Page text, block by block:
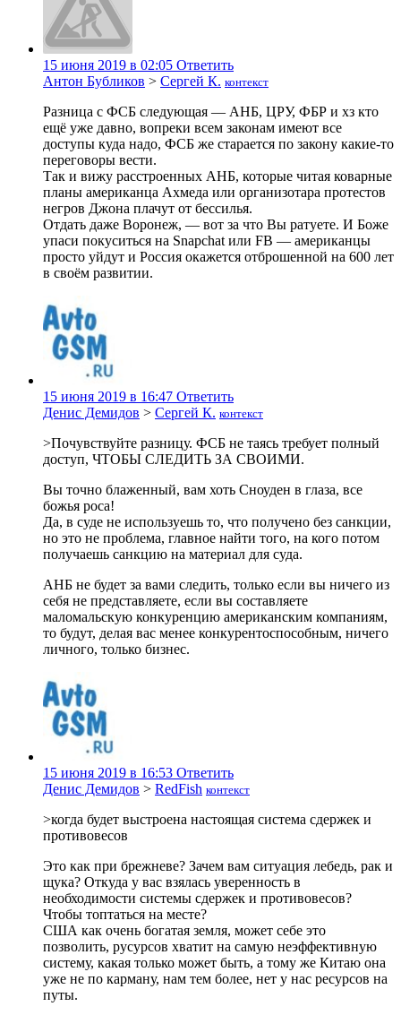
15 июня 2019 в 02:05 Ответить
Антон Бубликов > Сергей К. контекст
Разница с ФСБ следующая — АНБ, ЦРУ, ФБР и хз кто
ещё уже давно, вопреки всем законам имеют все
доступы куда надо, ФСБ же старается по закону какие-то
переговоры вести.
Так и вижу расстроенных АНБ, которые читая коварные
планы американца Ахмеда или организотара протестов
негров Джона плачут от бессилья.
Отдать даже Воронеж, — вот за что Вы ратуете. И Боже
упаси покуситься на Snapchat или FB — американцы
просто уйдут и Россия окажется отброшенной на 600 лет
в своём развитии.
15 июня 2019 в 16:47 Ответить
Денис Демидов > Сергей К. контекст
>Почувствуйте разницу. ФСБ не таясь требует полный
доступ, ЧТОБЫ СЛЕДИТЬ ЗА СВОИМИ.
Вы точно блаженный, вам хоть Сноуден в глаза, все
божья роса!
Да, в суде не используешь то, что получено без санкции,
но это не проблема, главное найти того, на кого потом
получаешь санкцию на материал для суда.
АНБ не будет за вами следить, только если вы ничего из
себя не представляете, если вы составляете
маломальскую конкуренцию американским компаниям,
то будут, делая вас менее конкурентоспособным, ничего
личного, только бизнес.
15 июня 2019 в 16:53 Ответить
Денис Демидов > RedFish контекст
>когда будет выстроена настоящая система сдержек и
противовесов
Это как при брежневе? Зачем вам ситуация лебедь, рак и
щука? Откуда у вас взялась уверенность в
необходимости системы сдержек и противовесов?
Чтобы топтаться на месте?
США как очень богатая земля, может себе это
позволить, русурсов хватит на самую неэффективную
систему, какая только может быть, а тому же Китаю она
уже не по карману, нам тем более, нет у нас ресурсов на
путы.